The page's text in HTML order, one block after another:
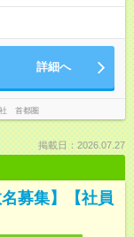
詳細へ
社 首都圏
掲載日：2026.07.27
募集】【社員